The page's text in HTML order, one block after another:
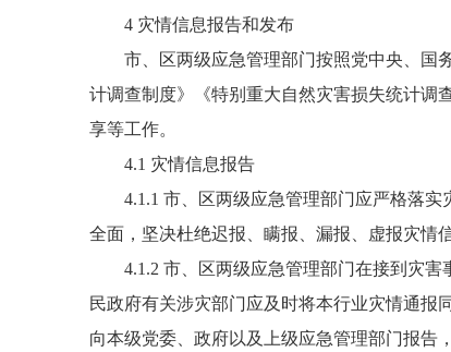
4 灾情信息报告和发布
市、区两级应急管理部门按照党中央、国务
计调查制度》《特别重大自然灾害损失统计调
享等工作。
4.1 灾情信息报告
4.1.1 市、区两级应急管理部门应严格落实
全面，坚决杜绝迟报、瞒报、漏报、虚报灾情
4.1.2 市、区两级应急管理部门在接到灾害
民政府有关涉灾部门应及时将本行业灾情通报
向本级党委、政府以及上级应急管理部门报告